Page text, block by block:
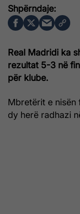
Real Madridi ka
rezultat 5-3 në
për klube.
Mbretërit e nisën
dy herë radhazi